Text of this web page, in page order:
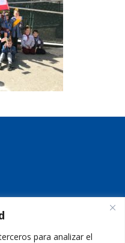
para analizar el